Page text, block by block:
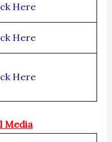
Here
Here
Here
Media